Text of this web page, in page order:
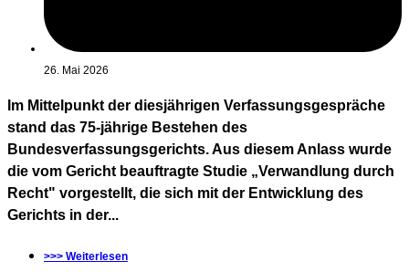
26. Mai 2026
Im Mittelpunkt der diesjährigen Verfassungsgespräche
stand das 75-jährige Bestehen des
Bundesverfassungsgerichts. Aus diesem Anlass wurde
die vom Gericht beauftragte Studie „Verwandlung durch
Recht" vorgestellt, die sich mit der Entwicklung des
Gerichts in der...
>>> Weiterlesen